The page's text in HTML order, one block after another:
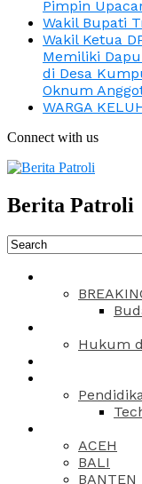
Pimpin
Wakil Bupati
Wakil Ketua
Memiliki
di Desa
Oknum
WARGA
Connect with us
Berita Patroli
Hukum
ACEH
BALI
BANTEN